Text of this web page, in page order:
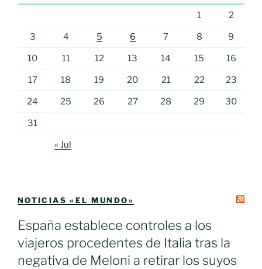
1 2
3 4 5 6 7 8 9
10 11 12 13 14 15 16
17 18 19 20 21 22 23
24 25 26 27 28 29 30
31
« Jul
NOTICIAS «EL MUNDO»
España establece controles a los
viajeros procedentes de Italia tras la
negativa de Meloni a retirar los suyos